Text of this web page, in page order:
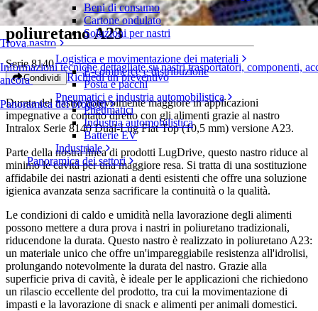
Trova nastro
Informazioni tecniche dettagliate su nastri trasportatori, componenti,
ancora
Panoramica dei prodotti
Beni di consumo
Cartone ondulato
Soluzioni per nastri
Logistica e movimentazione dei materiali
E-commerce e distribuzione
Posta e pacchi
Pneumatici e industria automobilistica
Pneumatici
Industria automobilistica
Batterie EV
Industriale
Panoramica dei settori
S8140 Dual-Lug Flat Top E (10,5 mm)
poliuretano A23
Serie 8140
Condividi Richiedi un preventivo
Durata del nastro notevolmente maggiore in applicazioni
impegnative a contatto diretto con gli alimenti grazie al nastro
Intralox Serie 8140 Dual-Lug Flat Top (10,5 mm) versione A23.
Parte della nostra linea di prodotti LugDrive, questo nastro riduce al
minimo le cavità per una maggiore resa. Si tratta di una sostituzione
affidabile dei nastri azionati a denti esistenti che offre una soluzione
igienica avanzata senza sacrificare la continuità o la qualità.
Le condizioni di caldo e umidità nella lavorazione degli alimenti
possono mettere a dura prova i nastri in poliuretano tradizionali,
riducendone la durata. Questo nastro è realizzato in poliuretano A23:
un materiale unico che offre un'impareggiabile resistenza all'idrolisi,
prolungando notevolmente la durata del nastro. Grazie alla
superficie priva di cavità, è ideale per le applicazioni che richiedono
un rilascio eccellente del prodotto, tra cui la movimentazione di
impasti e la lavorazione di snack e alimenti per animali domestici.